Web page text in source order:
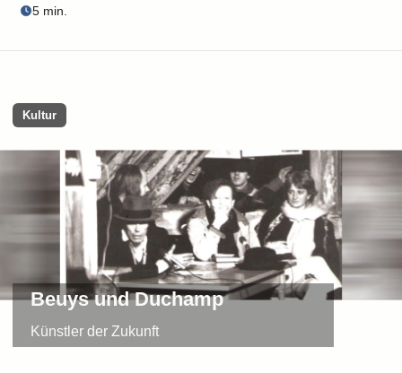
5 min.
Kultur
Beuys und Duchamp
Künstler der Zukunft